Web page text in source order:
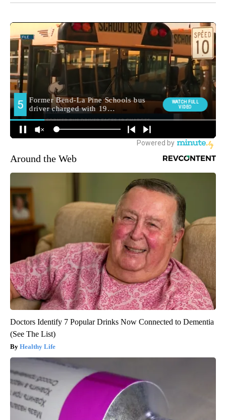
Around the Web
Doctors Identify 7 Popular Drinks Now Connected to Dementia
(See The List)
Healthy Life